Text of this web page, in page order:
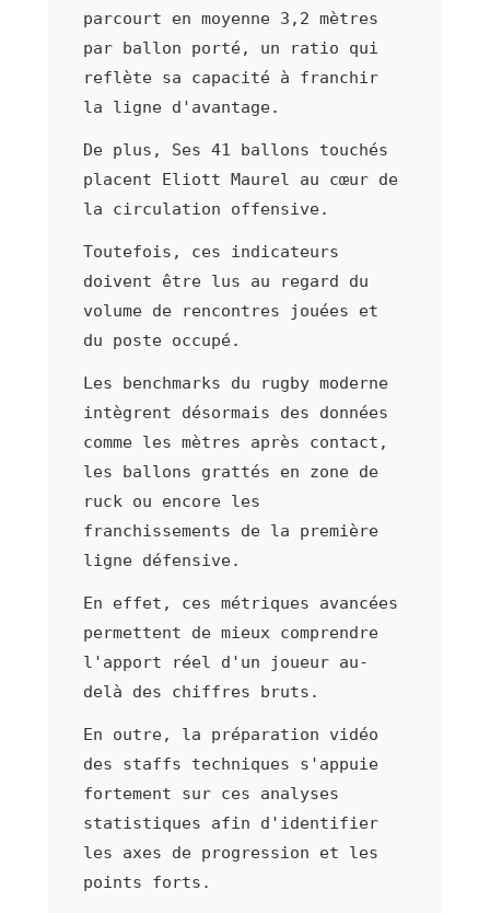
parcourt en moyenne 3,2 mètres
par ballon porté, un ratio qui
reflète sa capacité à franchir
la ligne d'avantage.
De plus, Ses 41 ballons touchés
placent Eliott Maurel au cœur de
la circulation offensive.
Toutefois, ces indicateurs
doivent être lus au regard du
volume de rencontres jouées et
du poste occupé.
Les benchmarks du rugby moderne
intègrent désormais des données
comme les mètres après contact,
les ballons grattés en zone de
ruck ou encore les
franchissements de la première
ligne défensive.
En effet, ces métriques avancées
permettent de mieux comprendre
l'apport réel d'un joueur au-
delà des chiffres bruts.
En outre, la préparation vidéo
des staffs techniques s'appuie
fortement sur ces analyses
statistiques afin d'identifier
les axes de progression et les
points forts.